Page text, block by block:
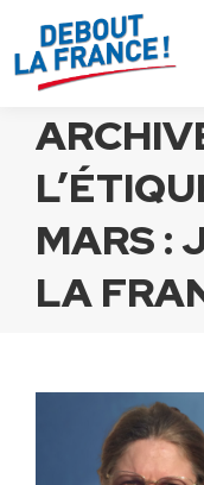
MARS :
LA
Panneau de gestion des